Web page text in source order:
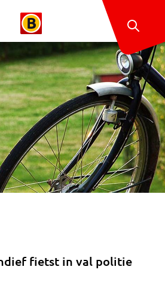
fietst in val politie